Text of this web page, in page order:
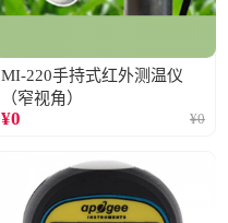
MI-220手持式红外测温仪
（窄视角）
¥0 ¥0